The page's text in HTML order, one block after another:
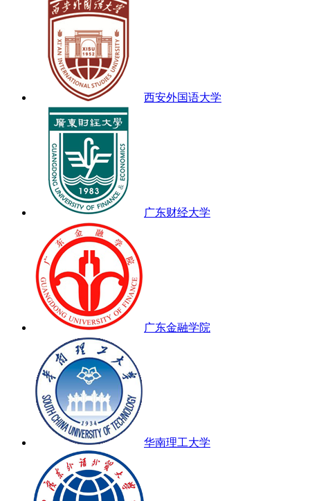
西安外国语大学
广东财经大学
广东金融学院
华南理工大学